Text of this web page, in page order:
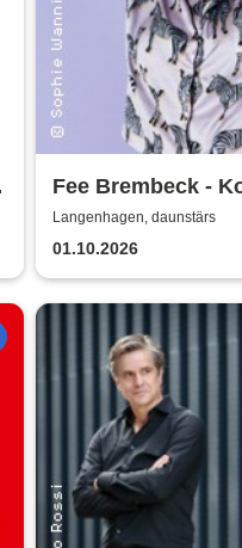
Fee Brembeck -
erst mal aus
Langenhagen, daunstärs
01.10.2026